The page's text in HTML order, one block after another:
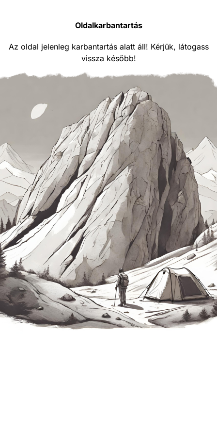
Oldalkarbantartás
Az oldal jelenleg karbantartás alatt áll! Kérjük, látogass
vissza később!